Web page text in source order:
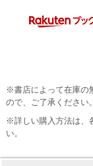
※書店によって在庫の
ので、ご了承ください。
※詳しい購入方法は、
い。